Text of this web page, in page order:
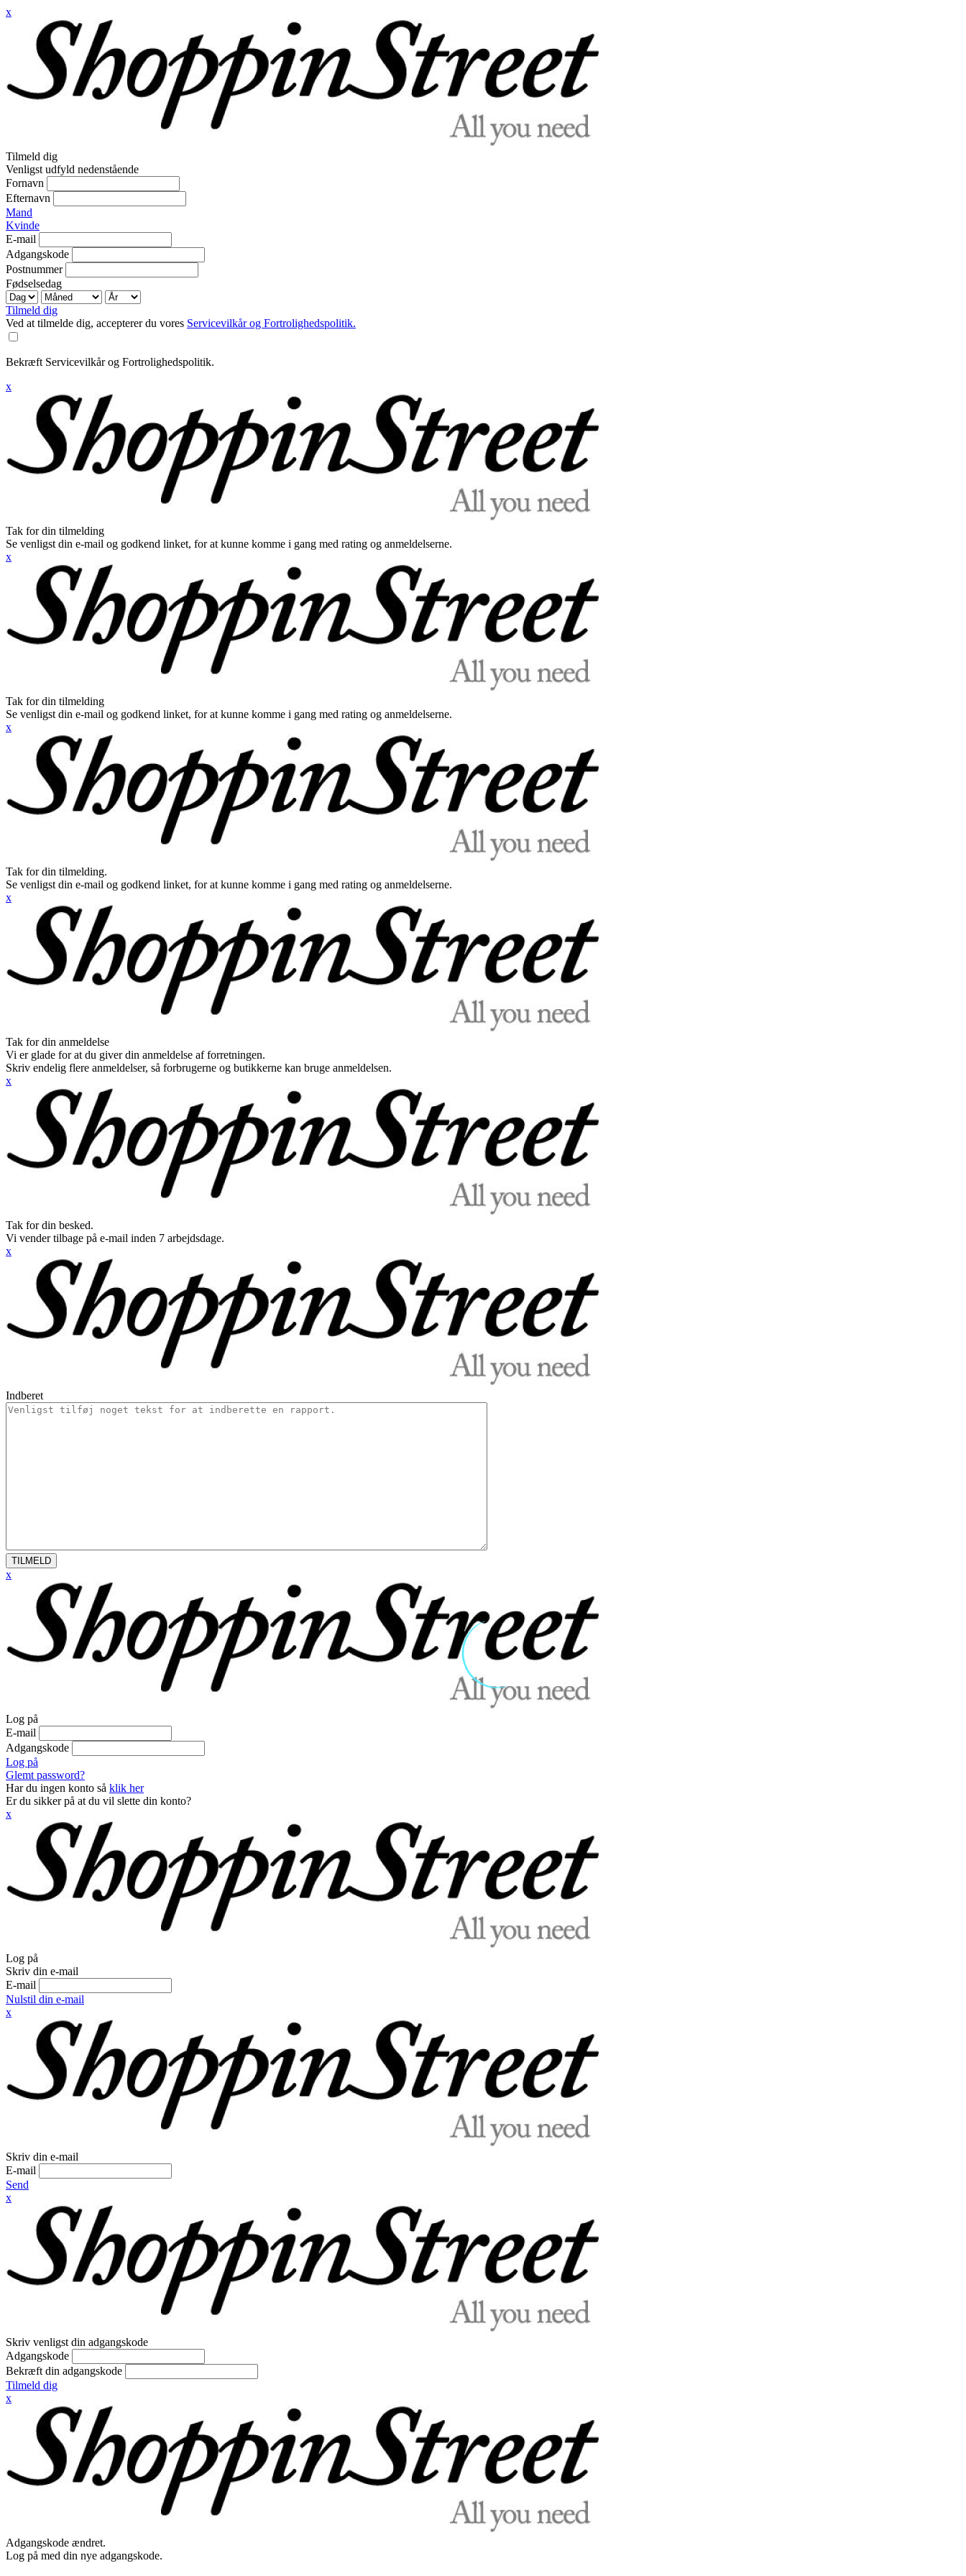
x
Tilmeld dig
Venligst udfyld nedenstående
Fornavn
Efternavn
Mand
Kvinde
E-mail
Adgangskode
Postnummer
Fødselsedag
Tilmeld dig
Ved at tilmelde dig, accepterer du vores Servicevilkår og Fortrolighedspolitik.
Bekræft Servicevilkår og Fortrolighedspolitik.
x
Tak for din tilmelding
Se venligst din e-mail og godkend linket, for at kunne komme i gang med rating og anmeldelserne.
x
Tak for din tilmelding
Se venligst din e-mail og godkend linket, for at kunne komme i gang med rating og anmeldelserne.
x
Tak for din tilmelding.
Se venligst din e-mail og godkend linket, for at kunne komme i gang med rating og anmeldelserne.
x
Tak for din anmeldelse
Vi er glade for at du giver din anmeldelse af forretningen.
Skriv endelig flere anmeldelser, så forbrugerne og butikkerne kan bruge anmeldelsen.
x
Tak for din besked.
Vi vender tilbage på e-mail inden 7 arbejdsdage.
x
Indberet
TILMELD
x
Log på
E-mail
Adgangskode
Log på
Glemt password?
Har du ingen konto så klik her
Er du sikker på at du vil slette din konto?
x
Log på
Skriv din e-mail
E-mail
Nulstil din e-mail
x
Skriv din e-mail
E-mail
Send
x
Skriv venligst din adgangskode
Adgangskode
Bekræft din adgangskode
Tilmeld dig
x
Adgangskode ændret.
Log på med din nye adgangskode.